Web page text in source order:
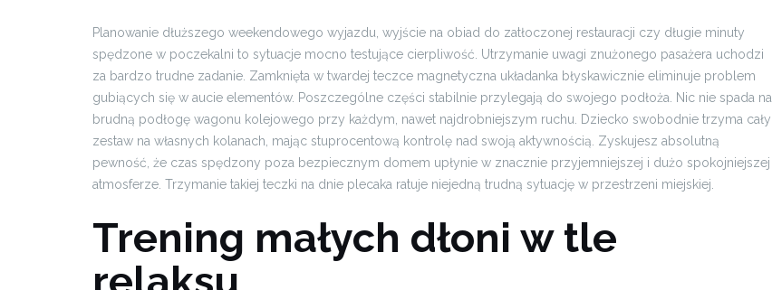
Planowanie dłuższego weekendowego wyjazdu, wyjście na obiad do zatłoczonej restauracji czy długie minuty
spędzone w poczekalni to sytuacje mocno testujące cierpliwość. Utrzymanie uwagi znużonego pasażera uchodzi
za bardzo trudne zadanie. Zamknięta w twardej teczce magnetyczna układanka błyskawicznie eliminuje problem
gubiących się w aucie elementów. Poszczególne części stabilnie przylegają do swojego podłoża. Nic nie spada na
brudną podłogę wagonu kolejowego przy każdym, nawet najdrobniejszym ruchu. Dziecko swobodnie trzyma cały
zestaw na własnych kolanach, mając stuprocentową kontrolę nad swoją aktywnością. Zyskujesz absolutną
pewność, że czas spędzony poza bezpiecznym domem upłynie w znacznie przyjemniejszej i dużo spokojniejszej
atmosferze. Trzymanie takiej teczki na dnie plecaka ratuje niejedną trudną sytuację w przestrzeni miejskiej.
Trening małych dłoni w tle